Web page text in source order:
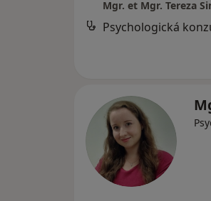
Mgr. et Mgr. Tereza
Psychologická